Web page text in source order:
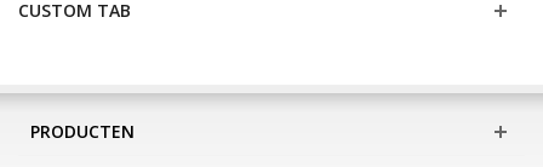
CUSTOM TAB
PRODUCTEN